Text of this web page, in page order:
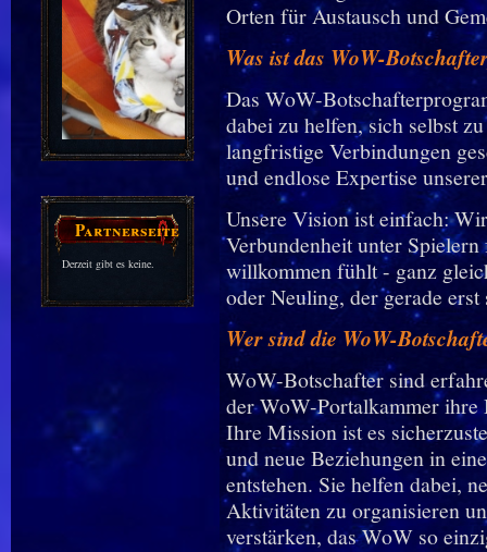
Partnerseiten
Derzeit gibt es keine.
Orten für Austausch und
Was ist das WoW-
Das WoW-
dabei zu helfen, sich selbst
langfristige Verbindungen
und endlose Expertise
Unsere Vision ist einfach:
Verbundenheit unter
willkommen fühlt - ganz
oder Neuling, der gerade
Wer sind die WoW-
WoW-Botschafter sind
der WoW-Portalkammer
Ihre Mission ist es
und neue Beziehungen in
entstehen. Sie helfen dabei,
Aktivitäten zu organisieren
verstärken, das WoW so